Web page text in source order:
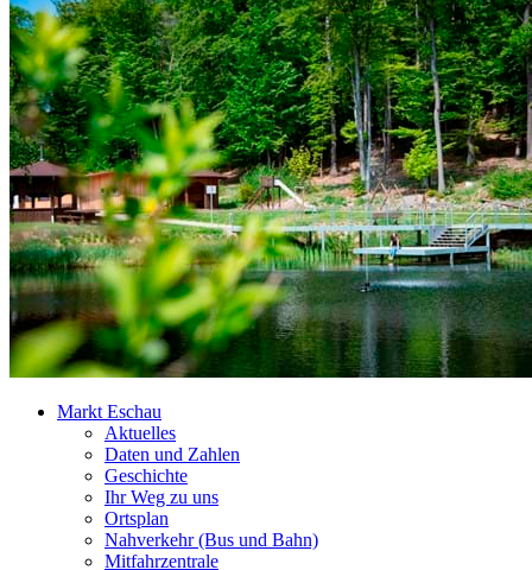
Markt Eschau
Aktuelles
Daten und Zahlen
Geschichte
Ihr Weg zu uns
Ortsplan
Nahverkehr (Bus und Bahn)
Mitfahrzentrale